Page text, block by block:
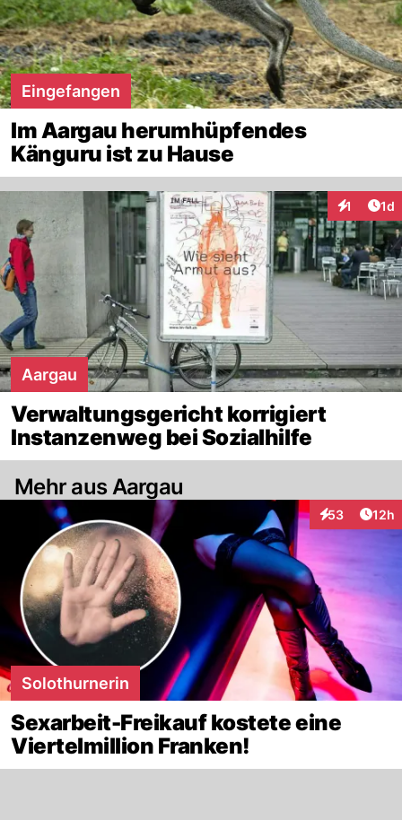
Eingefangen
Im Aargau herumhüpfendes
Känguru ist zu Hause
1 1d
Aargau
Verwaltungsgericht korrigiert
Instanzenweg bei Sozialhilfe
Mehr aus Aargau
53
Interaktionen
12h
Solothurnerin
Sexarbeit-Freikauf kostete eine
Viertelmillion Franken!